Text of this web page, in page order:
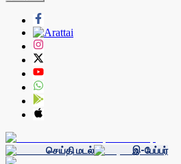
செய்தி மடல் இ-பேப்பர்